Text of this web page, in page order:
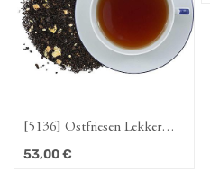
Ostfriesen Lekker
€